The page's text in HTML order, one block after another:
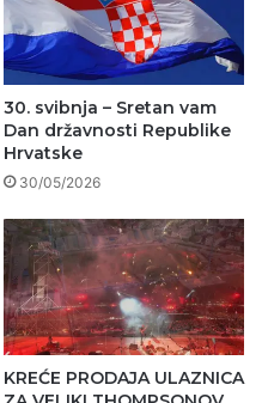
30. svibnja – Sretan vam
Dan državnosti Republike
Hrvatske
30/05/2026
KREĆE PRODAJA ULAZNICA